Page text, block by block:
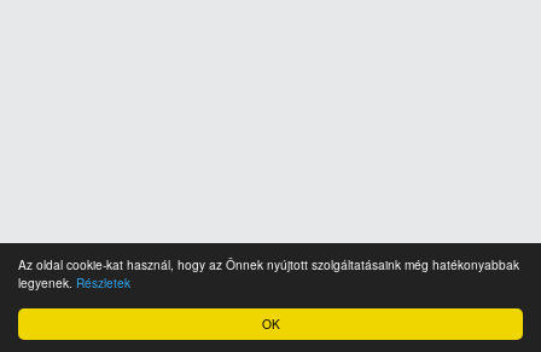
OK
Az oldal cookie-kat használ, hogy az Önnek nyújtott szolgáltatásaink még hatékonyabbak
legyenek. Részletek